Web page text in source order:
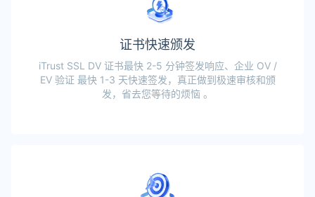
证书快速颁发
iTrust SSL DV 证书最快 2-5 分钟签发响应、企业 OV /
EV 验证 最快 1-3 天快速签发，真正做到极速审核和颁
发，省去您等待的烦恼 。